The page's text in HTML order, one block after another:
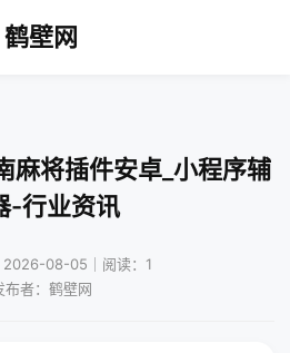
鹤壁网
麻将插件安卓_小程序辅
-行业资讯
2026-08-05｜阅读：1
布者：鹤壁网